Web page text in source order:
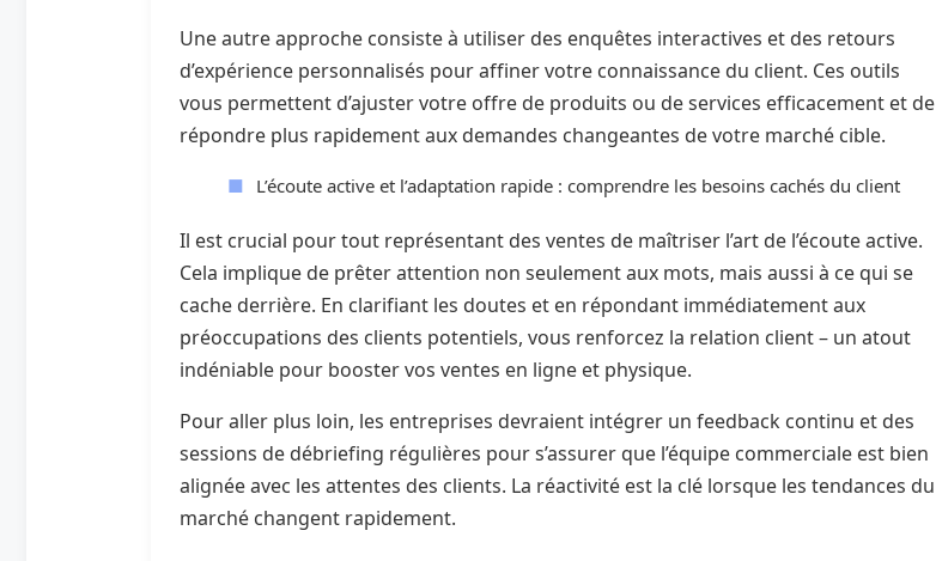
Une autre approche consiste à utiliser des enquêtes interactives et des retours
d’expérience personnalisés pour affiner votre connaissance du client. Ces outils
vous permettent d’ajuster votre offre de produits ou de services efficacement et de
répondre plus rapidement aux demandes changeantes de votre marché cible.
L’écoute active et l’adaptation rapide : comprendre les besoins cachés du client
Il est crucial pour tout représentant des ventes de maîtriser l’art de l’écoute active.
Cela implique de prêter attention non seulement aux mots, mais aussi à ce qui se
cache derrière. En clarifiant les doutes et en répondant immédiatement aux
préoccupations des clients potentiels, vous renforcez la relation client – un atout
indéniable pour booster vos ventes en ligne et physique.
Pour aller plus loin, les entreprises devraient intégrer un feedback continu et des
sessions de débriefing régulières pour s’assurer que l’équipe commerciale est bien
alignée avec les attentes des clients. La réactivité est la clé lorsque les tendances du
marché changent rapidement.